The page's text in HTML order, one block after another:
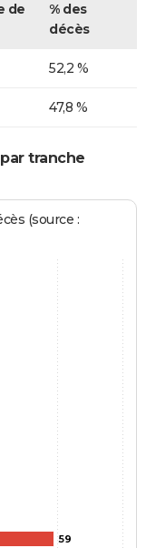
de
% des
décès
52,2 %
47,8 %
tranche
(source :
59